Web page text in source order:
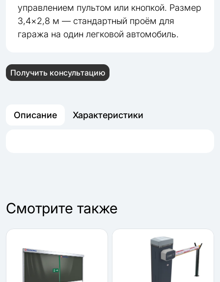
управлением пультом или кнопкой. Размер
3,4×2,8 м — стандартный проём для
гаража на один легковой автомобиль.
Получить консультацию
Описание Характеристики
Cмотрите также